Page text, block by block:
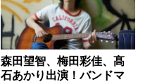
森田望智、梅田彩佳、髙
石あかり出演！バンドマ